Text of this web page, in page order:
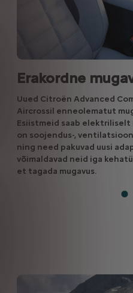
Erakordne
Uued Citroën Advanced
Aircrossil enneolematut
Esiistmeid saab elektriliselt
on soojendus-,
ning need pakuvad uusi
võimaldavad neid iga
et tagada mugavus.